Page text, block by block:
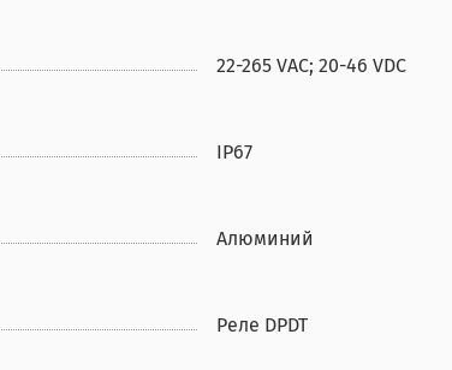
22-265 VAC; 20-46 VDC
IP67
Алюминий
Реле DPDT